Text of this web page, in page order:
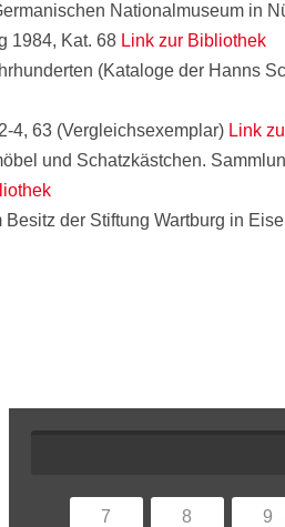
Nationalmuseum in
1984, Kat. 68 Link zur Bibliothek
(Kataloge der Hanns
4, 63 (Vergleichsexemplar) Link
und Schatzkästchen.
der Stiftung Wartburg in
7 8 9